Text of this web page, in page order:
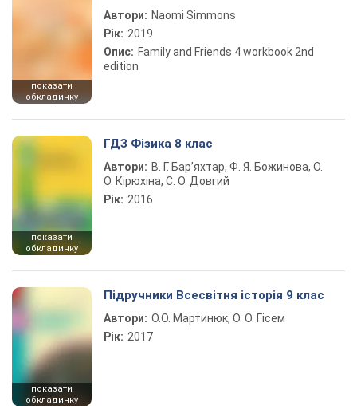
показати
обкладинку
Автори: Naomi Simmons
Рік: 2019
Опис: Family and Friends 4 workbook 2nd
edition
показати
обкладинку
ГДЗ Фізика 8 клас
Автори: В. Г. Бар’яхтар, Ф. Я. Божинова, О.
О. Кірюхіна, С. О. Довгий
Рік: 2016
показати
обкладинку
Підручники Всесвітня історія 9 клас
Автори: О.О. Мартинюк, О. О. Гісем
Рік: 2017